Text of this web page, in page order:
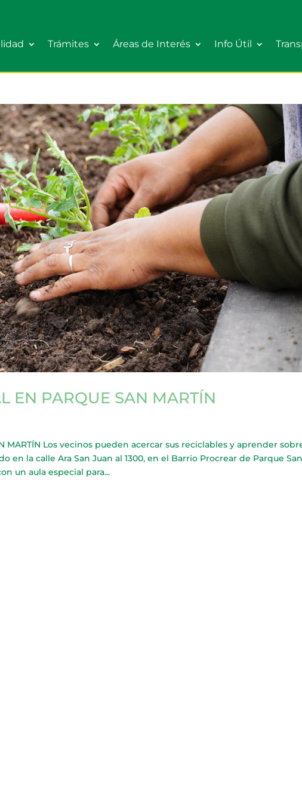
Trámites Áreas de Interés Info Útil
EN PARQUE SAN MARTÍN
MARTÍN Los vecinos pueden acercar sus reciclables y aprender
en la calle Ara San Juan al 1300, en el Barrio Procrear de Parque San
un aula especial para...